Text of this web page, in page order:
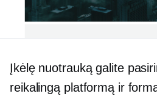
Įkėlę nuotrauką galite
reikalingą platformą ir